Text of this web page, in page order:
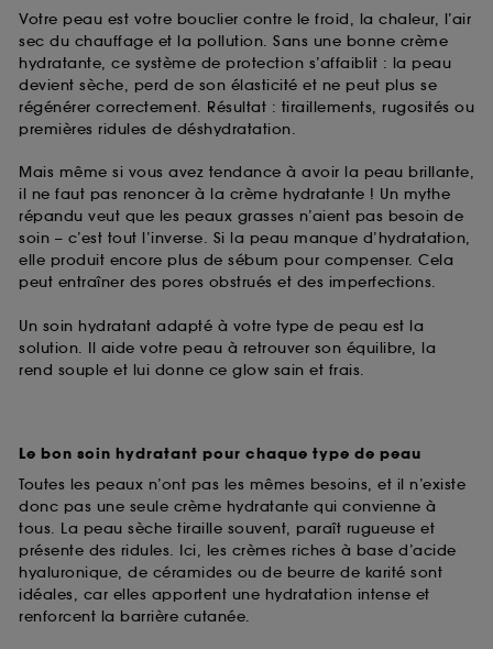
Votre peau est votre bouclier contre le froid, la chaleur, l’air
sec du chauffage et la pollution. Sans une bonne crème
hydratante, ce système de protection s’affaiblit : la peau
devient sèche, perd de son élasticité et ne peut plus se
régénérer correctement. Résultat : tiraillements, rugosités ou
premières ridules de déshydratation.
Mais même si vous avez tendance à avoir la peau brillante,
il ne faut pas renoncer à la crème hydratante ! Un mythe
répandu veut que les peaux grasses n’aient pas besoin de
soin – c’est tout l’inverse. Si la peau manque d’hydratation,
elle produit encore plus de sébum pour compenser. Cela
peut entraîner des pores obstrués et des imperfections.
Un soin hydratant adapté à votre type de peau est la
solution. Il aide votre peau à retrouver son équilibre, la
rend souple et lui donne ce glow sain et frais.
Le bon soin hydratant pour chaque type de peau
Toutes les peaux n’ont pas les mêmes besoins, et il n’existe
donc pas une seule crème hydratante qui convienne à
tous. La peau sèche tiraille souvent, paraît rugueuse et
présente des ridules. Ici, les crèmes riches à base d’acide
hyaluronique, de céramides ou de beurre de karité sont
idéales, car elles apportent une hydratation intense et
renforcent la barrière cutanée.